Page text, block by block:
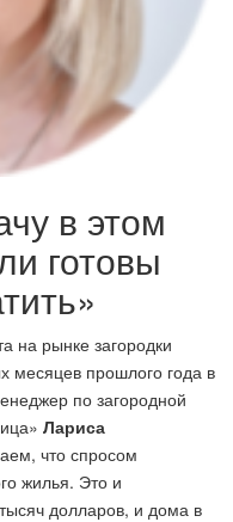
в этом
готовы
на рынке загородки
месяцев прошлого года в
по загородной
Лариса
что спросом
жилья. Это и
долларов, и дома в